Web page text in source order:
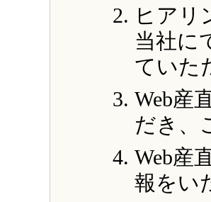
ヒアリ
当社に
ていた
Web産
だき、
Web産
報をい